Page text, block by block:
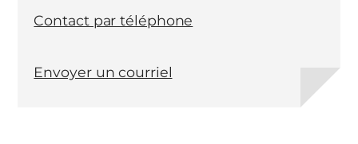
Contact par téléphone
Envoyer un courriel